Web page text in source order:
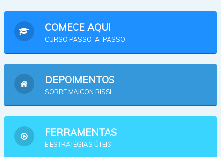
COMECE AQUI
CURSO PASSO-A-PASSO
DEPOIMENTOS
SOBRE MAICON RISSI
FERRAMENTAS
E ESTRATÉGIAS ÚTEIS